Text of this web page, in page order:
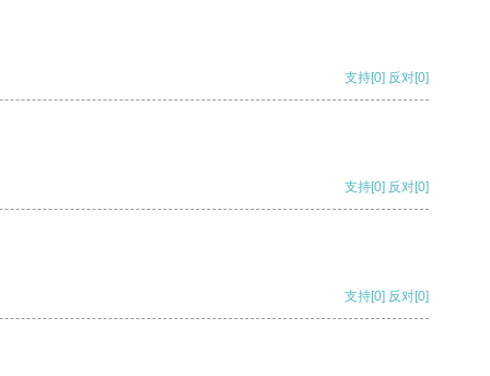
支持[0] 反对[0]
支持[0] 反对[0]
支持[0] 反对[0]